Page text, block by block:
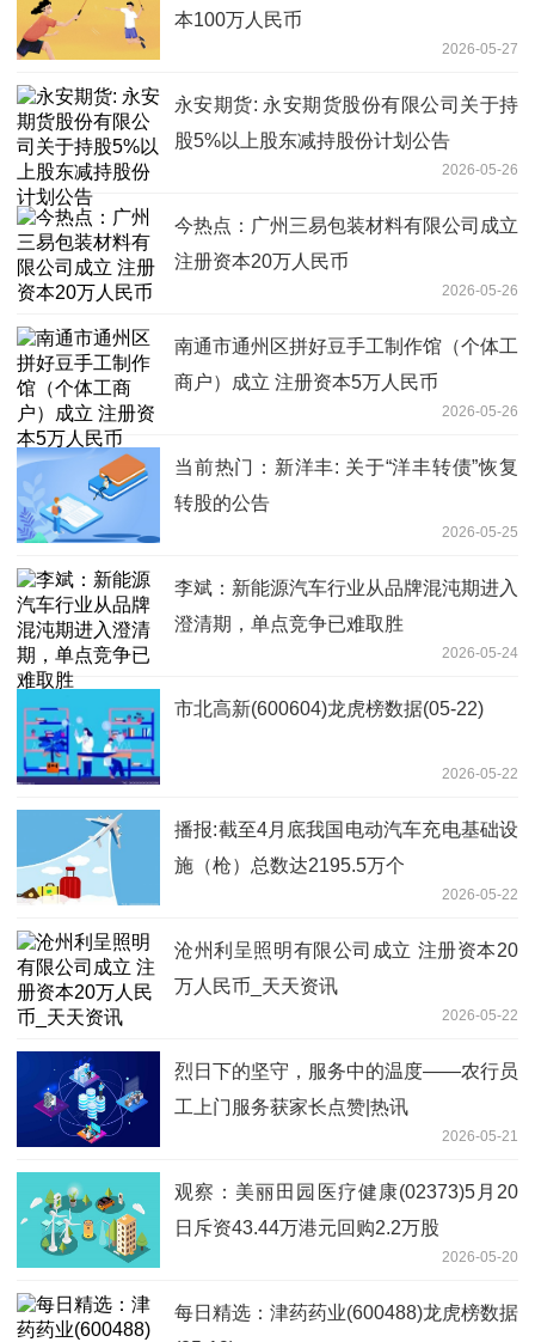
本100万人民币
2026-05-27
永安期货: 永安期货股份有限公司关于持
股5%以上股东减持股份计划公告
2026-05-26
今热点：广州三易包装材料有限公司成立
注册资本20万人民币
2026-05-26
南通市通州区拼好豆手工制作馆（个体工
商户）成立 注册资本5万人民币
2026-05-26
当前热门：新洋丰: 关于“洋丰转债”恢复
转股的公告
2026-05-25
李斌：新能源汽车行业从品牌混沌期进入
澄清期，单点竞争已难取胜
2026-05-24
市北高新(600604)龙虎榜数据(05-22)
2026-05-22
播报:截至4月底我国电动汽车充电基础设
施（枪）总数达2195.5万个
2026-05-22
沧州利呈照明有限公司成立 注册资本20
万人民币_天天资讯
2026-05-22
烈日下的坚守，服务中的温度——农行员
工上门服务获家长点赞|热讯
2026-05-21
观察：美丽田园医疗健康(02373)5月20
日斥资43.44万港元回购2.2万股
2026-05-20
每日精选：津药药业(600488)龙虎榜数据